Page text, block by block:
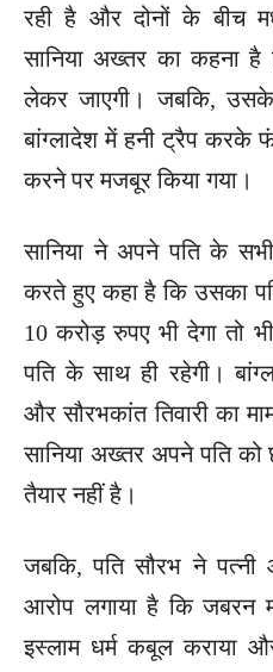
रही है और दोनों के बीच
सानिया अख्तर का कहना
लेकर जाएगी। जबकि,
बांग्लादेश में हनी ट्रैप करके
करने पर मजबूर किया गया।
सानिया ने अपने पति के
करते हुए कहा है कि उसका
10 करोड़ रुपए भी देगा तो
पति के साथ ही रहेगी।
और सौरभकांत तिवारी का
सानिया अख्तर अपने पति
तैयार नहीं है।
जबकि, पति सौरभ ने पत्नी
आरोप लगाया है कि जबरन
इस्लाम धर्म कबूल कराया